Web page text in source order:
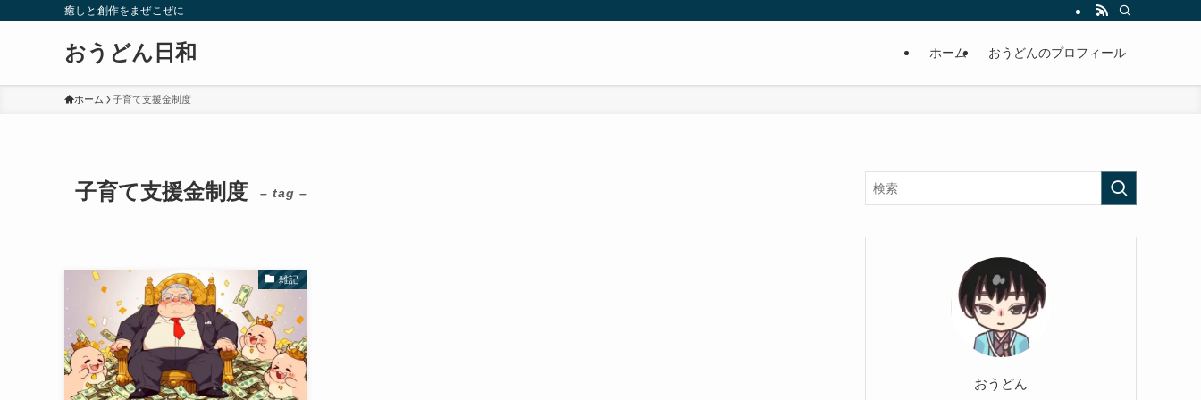
癒しと創作をまぜこぜに
おうどん日和 ホーム おうどんのプロフィール
ホーム 子育て支援金制度
子育て支援金制度 – tag –
雑記
おうどん